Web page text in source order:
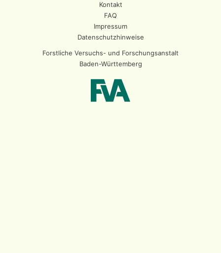
Kontakt
FAQ
Impressum
Datenschutzhinweise
Forstliche Versuchs- und Forschungsanstalt
Baden-Württemberg